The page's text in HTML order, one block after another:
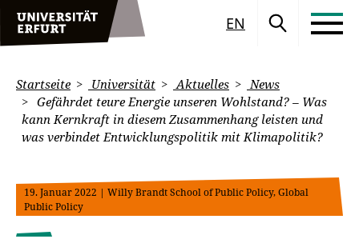
EN
Startseite Universität Aktuelles
News
Gefährdet teure Energie unseren Wohlstand? – Was
kann Kernkraft in diesem Zusammenhang leisten und
was verbindet Entwicklungspolitik mit Klimapolitik?
19. Januar 2022 | Willy Brandt School of Public Policy, Global
Public Policy